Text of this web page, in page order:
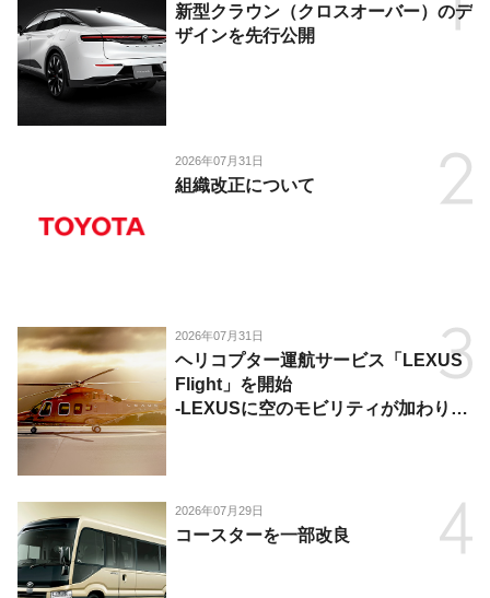
新型クラウン（クロスオーバー）のデ
ザインを先行公開
2026年07月31日
組織改正について
2026年07月31日
ヘリコプター運航サービス「LEXUS
Flight」を開始
-LEXUSに空のモビリティが加わり、
2026年07月29日
コースターを一部改良